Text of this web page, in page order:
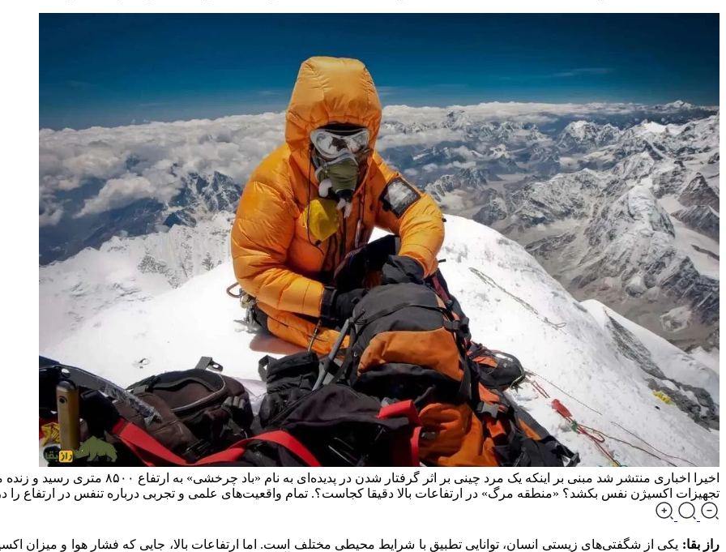
اخیرا اخباری منتشر شد مبنی بر اینکه یک
تجهیزات اکسیژن نفس بکشد؟ «منطقه مرگ» در ارتفاعات بالا دقیقا کجاست؟. تمام واقعیت‌های علمی و تجربی درباره تنفس در ارتفاع را در
راز بقا: یکی از شگفتی‌های زیستی انسان، توانایی تطبیق با شرایط محیطی مختلف است. اما ارتفاعات بالا، جایی که فشار هوا و میزان